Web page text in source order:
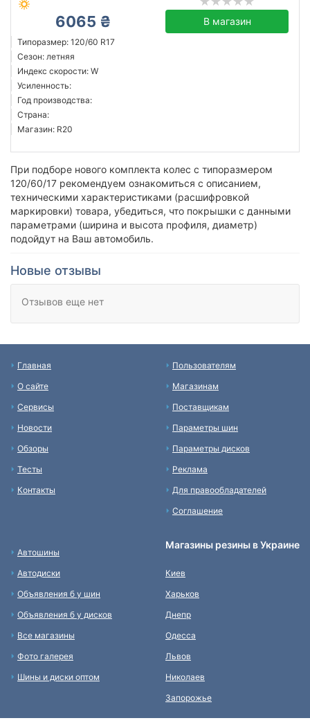
6065 ₴ В магазин
Типоразмер: 120/60 R17
Сезон: летняя
Индекс скорости: W
Усиленность:
Год производства:
Страна:
Магазин: R20
При подборе нового комплекта колес с типоразмером
120/60/17 рекомендуем ознакомиться с описанием,
техническими характеристиками (расшифровкой
маркировки) товара, убедиться, что покрышки с данными
параметрами (ширина и высота профиля, диаметр)
подойдут на Ваш автомобиль.
Новые отзывы
Отзывов еще нет
Главная
О сайте
Сервисы
Новости
Обзоры
Тесты
Контакты
Пользователям
Магазинам
Поставщикам
Параметры шин
Параметры дисков
Реклама
Для правообладателей
Соглашение
Автошины
Автодиски
Объявления б у шин
Объявления б у дисков
Все магазины
Фото галерея
Шины и диски оптом
Магазины резины в Украине
Киев
Харьков
Днепр
Одесса
Львов
Николаев
Запорожье